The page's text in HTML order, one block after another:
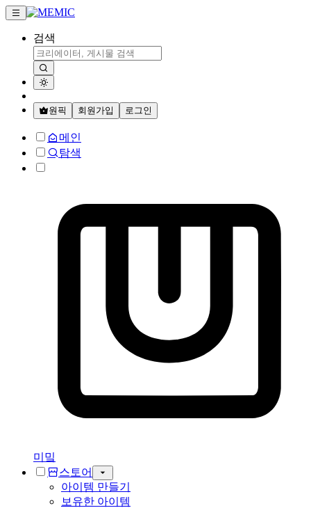
검색
원픽 회원가입 로그인
메인
탐색
미밐
스토어
아이템 만들기
보유한 아이템